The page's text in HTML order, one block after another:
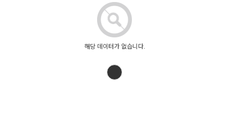
해당 데이터가 없습니다.